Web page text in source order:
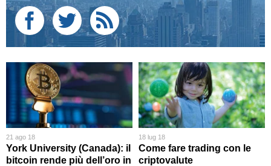
21 ago 18
York University (Canada): il
bitcoin rende più dell’oro in
18 lug 18
Come fare trading con le
criptovalute